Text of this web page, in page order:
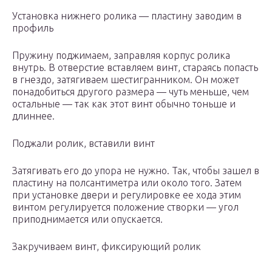
Установка нижнего ролика — пластину заводим в
профиль
Пружину поджимаем, заправляя корпус ролика
внутрь. В отверстие вставляем винт, стараясь попасть
в гнездо, затягиваем шестигранником. Он может
понадобиться другого размера — чуть меньше, чем
остальные — так как этот винт обычно тоньше и
длиннее.
Поджали ролик, вставили винт
Затягивать его до упора не нужно. Так, чтобы зашел в
пластину на полсантиметра или около того. Затем
при установке двери и регулировке ее хода этим
винтом регулируется положение створки — угол
приподнимается или опускается.
Закручиваем винт, фиксирующий ролик